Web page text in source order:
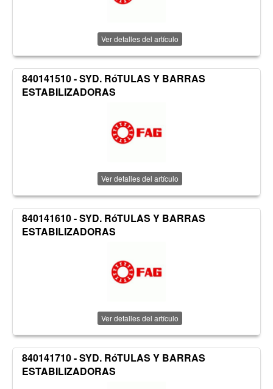
Ver detalles del artículo
840141510 - SYD. RóTULAS Y BARRAS
ESTABILIZADORAS
Ver detalles del artículo
840141610 - SYD. RóTULAS Y BARRAS
ESTABILIZADORAS
Ver detalles del artículo
840141710 - SYD. RóTULAS Y BARRAS
ESTABILIZADORAS